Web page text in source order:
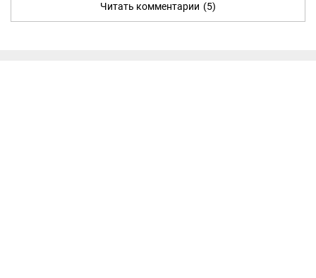
Читать комментарии (5)